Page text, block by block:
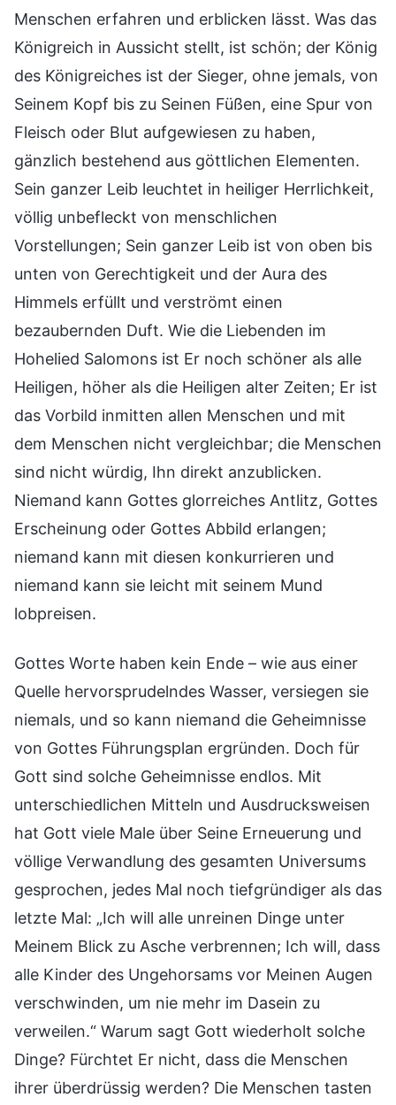
Menschen erfahren und erblicken lässt. Was das
Königreich in Aussicht stellt, ist schön; der König
des Königreiches ist der Sieger, ohne jemals, von
Seinem Kopf bis zu Seinen Füßen, eine Spur von
Fleisch oder Blut aufgewiesen zu haben,
gänzlich bestehend aus göttlichen Elementen.
Sein ganzer Leib leuchtet in heiliger Herrlichkeit,
völlig unbefleckt von menschlichen
Vorstellungen; Sein ganzer Leib ist von oben bis
unten von Gerechtigkeit und der Aura des
Himmels erfüllt und verströmt einen
bezaubernden Duft. Wie die Liebenden im
Hohelied Salomons ist Er noch schöner als alle
Heiligen, höher als die Heiligen alter Zeiten; Er ist
das Vorbild inmitten allen Menschen und mit
dem Menschen nicht vergleichbar; die Menschen
sind nicht würdig, Ihn direkt anzublicken.
Niemand kann Gottes glorreiches Antlitz, Gottes
Erscheinung oder Gottes Abbild erlangen;
niemand kann mit diesen konkurrieren und
niemand kann sie leicht mit seinem Mund
lobpreisen.
Gottes Worte haben kein Ende – wie aus einer
Quelle hervorsprudelndes Wasser, versiegen sie
niemals, und so kann niemand die Geheimnisse
von Gottes Führungsplan ergründen. Doch für
Gott sind solche Geheimnisse endlos. Mit
unterschiedlichen Mitteln und Ausdrucksweisen
hat Gott viele Male über Seine Erneuerung und
völlige Verwandlung des gesamten Universums
gesprochen, jedes Mal noch tiefgründiger als das
letzte Mal: „Ich will alle unreinen Dinge unter
Meinem Blick zu Asche verbrennen; Ich will, dass
alle Kinder des Ungehorsams vor Meinen Augen
verschwinden, um nie mehr im Dasein zu
verweilen.“ Warum sagt Gott wiederholt solche
Dinge? Fürchtet Er nicht, dass die Menschen
ihrer überdrüssig werden? Die Menschen tasten